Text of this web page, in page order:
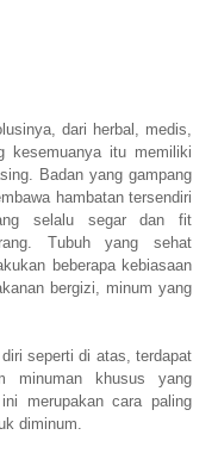
dari herbal, medis,
kesemuanya itu memiliki
Badan yang gampang
hambatan tersendiri
selalu segar dan fit
Tubuh yang sehat
beberapa kebiasaan
bergizi, minum yang
seperti di atas, terdapat
minuman khusus yang
merupakan cara paling
diminum.